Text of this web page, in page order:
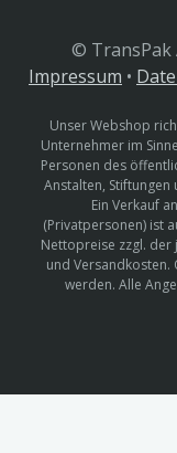
© TransPak
Impressum •
Unser Webshop
Unternehmer im
Personen des
Anstalten,
Ein Verkauf
(Privatpersonen) ist
Nettopreise zzgl. der
und
werden. Alle